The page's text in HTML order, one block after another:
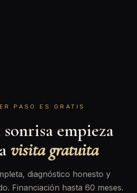
PASO ES GRATIS
empieza
visita gratuita
diagnóstico honesto y
Financiación hasta 60 meses.